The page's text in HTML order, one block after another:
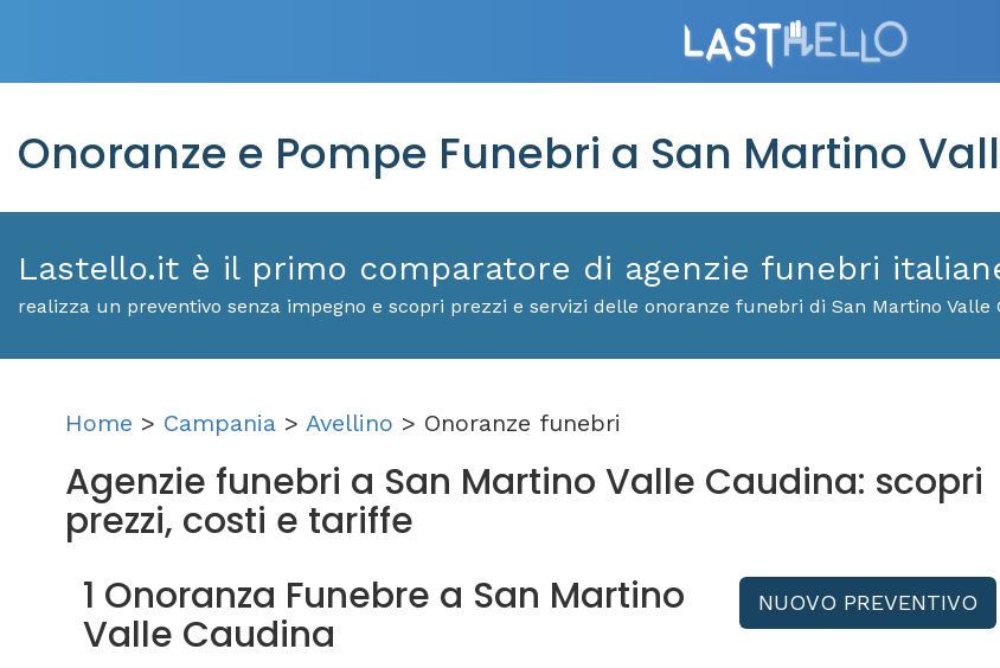
Onoranze e Pompe Funebri a San Martino
Lastello.it è il primo comparatore di agenzie funebri
realizza un preventivo senza impegno e scopri prezzi e servizi delle onoranze funebri di San Martino Valle
Home > Campania > Avellino > Onoranze funebri
Agenzie funebri a San Martino Valle Caudina: scopri
prezzi, costi e tariffe
1 Onoranza Funebre a San Martino
Valle Caudina
NUOVO PREVENTIVO